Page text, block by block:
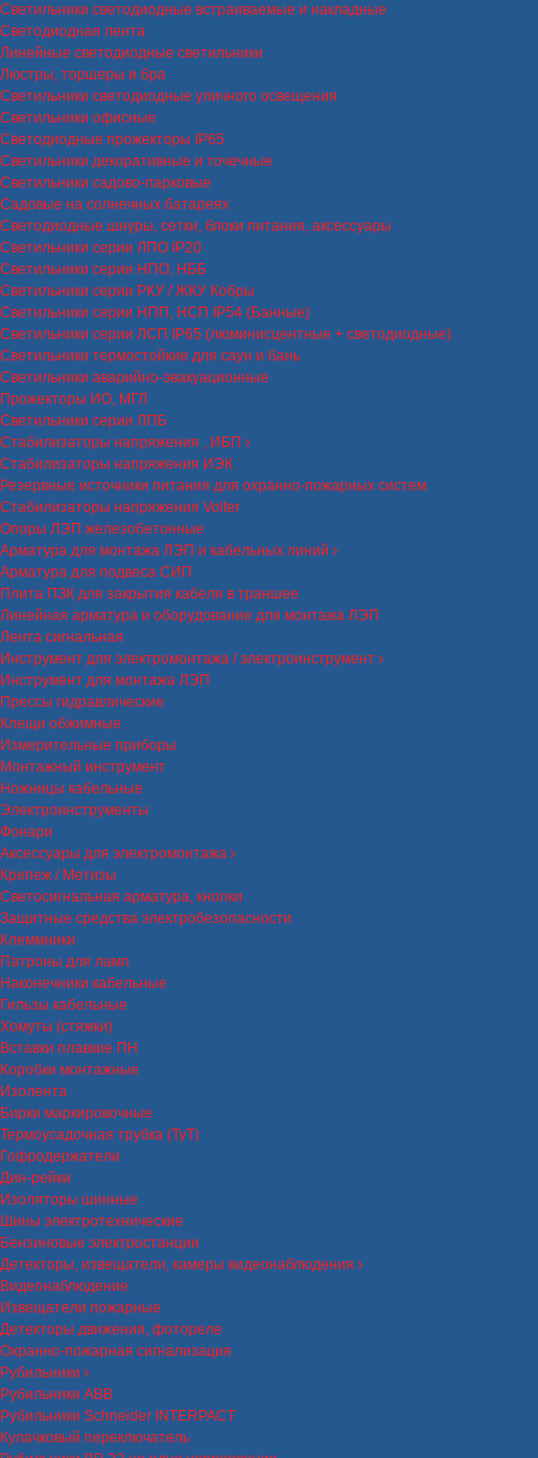
Светильники светодиодные встраиваемые и накладные
Светодиодная лента
Линейные светодиодные светильники
Люстры, торшеры и бра
Светильники светодиодные уличного освещения
Светильники офисные
Светодиодные прожекторы IP65
Светильники декоративные и точечные
Светильники садово-парковые
Садовые на солнечных батареях
Светодиодные шнуры, сетки, блоки питания, аксессуары
Светильники серии ЛПО IP20
Светильники серии НПО, НББ
Светильники серии РКУ / ЖКУ Кобры
Светильники серии НПП, НСП IP54 (Банные)
Светильники серии ЛСП IP65 (люминисцентные + светодиодные)
Светильники термостойкие для саун и бань
Светильники аварийно-эвакуационные
Прожекторы ИО, МГЛ
Светильники серии ЛПБ
Стабилизаторы напряжения , ИБП
Стабилизаторы напряжения ИЭК
Резервные источники питания для охранно-пожарных систем
Стабилизаторы напряжения Volter
Опоры ЛЭП железобетонные
Арматура для монтажа ЛЭП и кабельных линий
Арматура для подвеса СИП
Плита ПЗК для закрытия кабеля в траншее
Линейная арматура и оборудование для монтажа ЛЭП
Лента сигнальная
Инструмент для электромонтажа / электроинструмент
Инструмент для монтажа ЛЭП
Прессы гидравлические
Клещи обжимные
Измерительные приборы
Монтажный инструмент
Ножницы кабельные
Электроинструменты
Фонари
Аксессуары для электромонтажа
Крепеж / Метизы
Светосигнальная арматура, кнопки
Защитные средства электробезопасности
Клеммники
Патроны для ламп
Наконечники кабельные
Гильзы кабельные
Хомуты (стяжки)
Вставки плавкие ПН
Коробки монтажные
Изолента
Бирки маркировочные
Термоусадочная трубка (ТуТ)
Гофродержатели
Дин-рейки
Изоляторы шинные
Шины электротехнические
Бензиновые электростанции
Детекторы, извещатели, камеры видеонаблюдения
Видеонаблюдение
Извещатели пожарные
Детекторы движения, фотореле
Охранно-пожарная сигнализация
Рубильники
Рубильники ABB
Рубильники Schneider INTERPACT
Кулачковый переключатель